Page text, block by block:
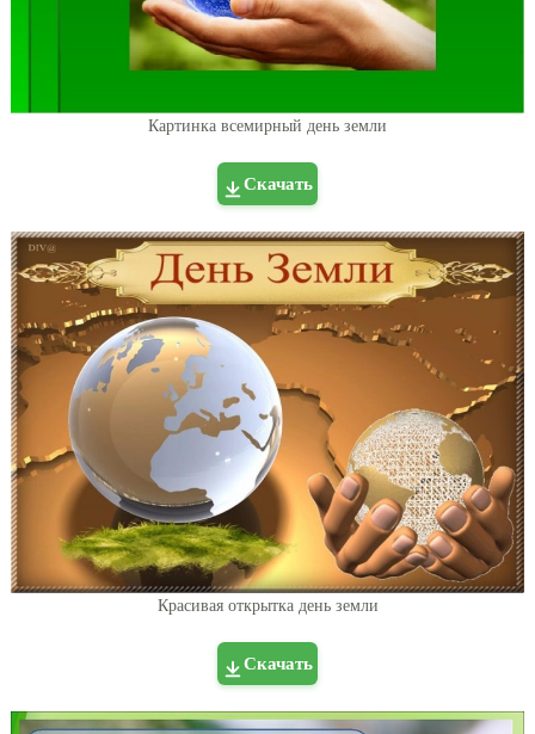
Картинка всемирный день земли
Скачать
Красивая открытка день земли
Скачать